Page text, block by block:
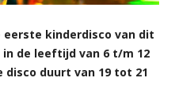
eerste kinderdisco van dit
de leeftijd van 6 t/m 12
disco duurt van 19 tot 21